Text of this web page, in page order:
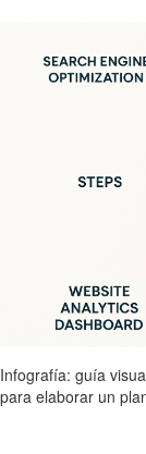
Infografía: guía
para elaborar un